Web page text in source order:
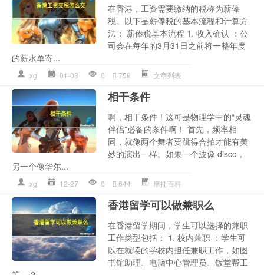
在香港，工资需要缴纳的税称为薪俸
税。以下是薪俸税的基本流程和计算方
法： 薪俸税基本流程 1. 收入确认 ：公
司会在每年的3月31日之前将一整年度
的薪水单寄...
xg 01-03 0 759 文章列表
相干条件
啊，相干条件！这可是物理学中的“灵魂
伴侣”必备的条件啊！ 首先，频率相
同，就像两个舞者要跳得合拍才能有美
妙的演出一样。如果一个波像 disco，
另一个像华尔...
xg 12-27 0 644 摩托百科
香港留学可以做兼职么
在香港留学期间，学生可以选择的兼职
工作类型包括： 1. 校内兼职 ：学生可
以在就读的学校内担任兼职工作，如图
书馆助理、电脑中心管理员、饭堂帮工